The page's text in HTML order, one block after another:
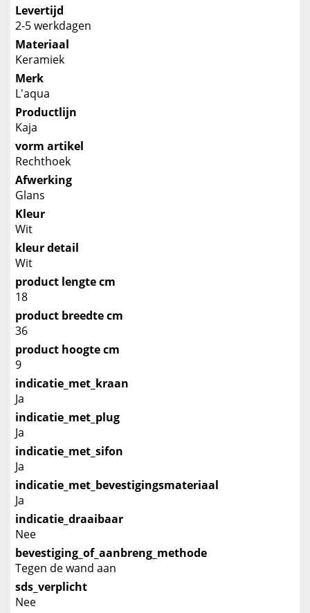
Levertijd
2-5 werkdagen
Materiaal
Keramiek
Merk
L'aqua
Productlijn
Kaja
vorm artikel
Rechthoek
Afwerking
Glans
Kleur
Wit
kleur detail
Wit
product lengte cm
18
product breedte cm
36
product hoogte cm
9
indicatie_met_kraan
Ja
indicatie_met_plug
Ja
indicatie_met_sifon
Ja
indicatie_met_bevestigingsmateriaal
Ja
indicatie_draaibaar
Nee
bevestiging_of_aanbreng_methode
Tegen de wand aan
sds_verplicht
Nee